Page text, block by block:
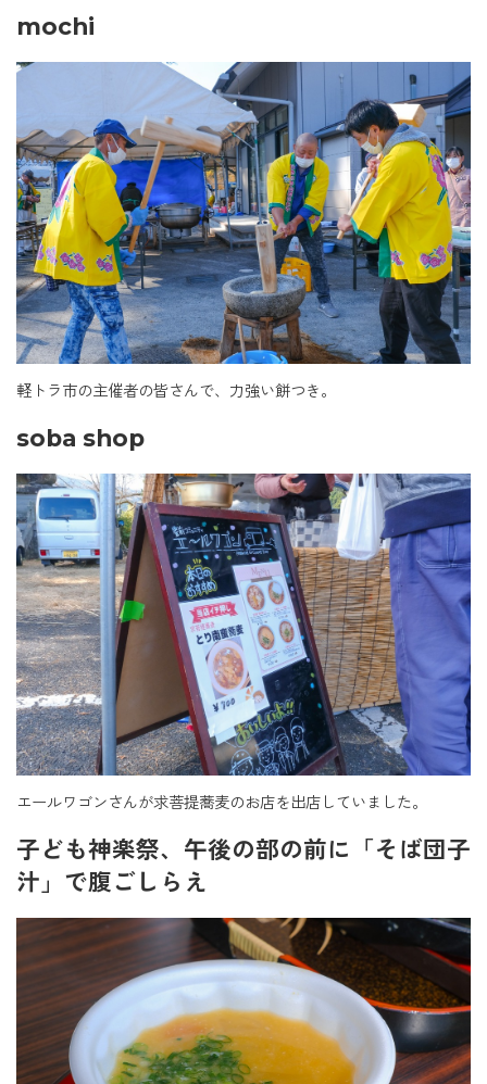
mochi
軽トラ市の主催者の皆さんで、力強い餅つき。
soba shop
エールワゴンさんが求菩提蕎麦のお店を出店していました。
子ども神楽祭、午後の部の前に「そば団子
汁」で腹ごしらえ